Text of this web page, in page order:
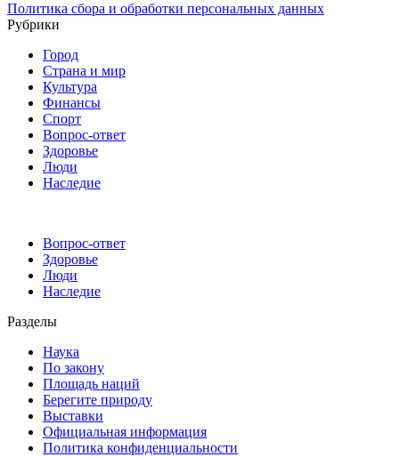
Политика сбора и обработки персональных данных
Рубрики
Город
Страна и мир
Культура
Финансы
Спорт
Вопрос-ответ
Здоровье
Люди
Наследие
Вопрос-ответ
Здоровье
Люди
Наследие
Разделы
Наука
По закону
Площадь наций
Берегите природу
Выставки
Официальная информация
Политика конфиденциальности